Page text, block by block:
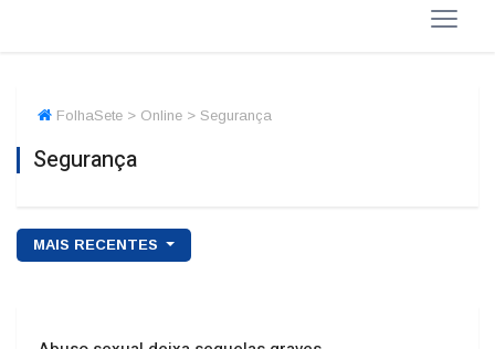
FolhaSete > Online > Segurança
Segurança
MAIS RECENTES